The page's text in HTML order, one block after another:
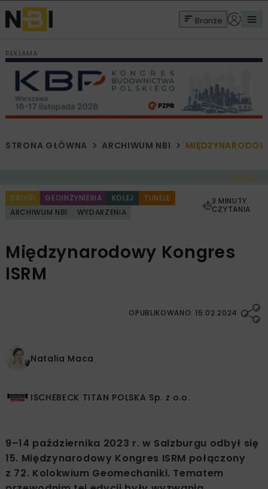
Branże
REKLAMA
STRONA GŁÓWNA ARCHIWUM NBI
< Cofnij
DROGI GEOINŻYNIERIA KOLEJ
TUNELE
ARCHIWUM NBI
WYDARZENIA
3 MINUTY
CZYTANIA
Międzynarodowy Kongres
ISRM
OPUBLIKOWANO: 15.02.2024
Natalia Maca
ISCHEBECK TITAN POLSKA Sp. z o.o.
9–14 października 2023 r. w Salzburgu odbył się
15. Międzynarodowy Kongres ISRM połączony
z 72. Kolokwium Geomechaniki. Tematem